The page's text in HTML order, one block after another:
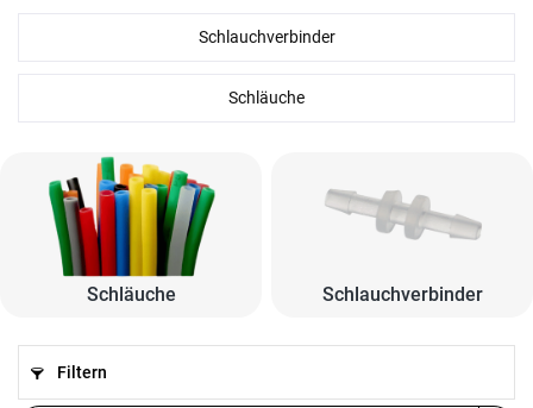
Schlauchverbinder
Schläuche
Schläuche Schlauchverbinder
Filtern